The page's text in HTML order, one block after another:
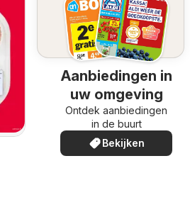
Aanbiedingen in
uw omgeving
Ontdek aanbiedingen
in de buurt
Bekijken